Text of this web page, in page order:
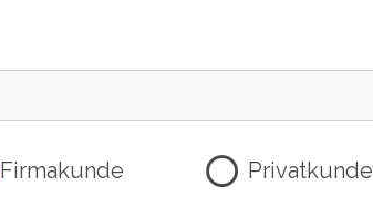
Firmakunde Privatkunde